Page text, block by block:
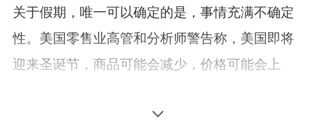
关于假期，唯一可以确定的是，事情充满不确定
性。美国零售业高管和分析师警告称，美国即将
迎来圣诞节，商品可能会减少，价格可能会上